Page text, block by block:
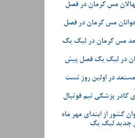
مس کرمان در فصل
مس کرمان در فصل
بعد مس کرمان در لیگ یک
در لیگ یک فصل پیش
در اولین روز تست
کادر پزشکی تیم فوتبال
کشور از ابتدای مهر ماه
جدید لیگ یک